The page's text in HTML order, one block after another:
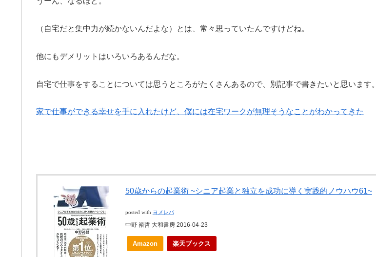
（自宅だと集中力が続かないんだよな）とは、常々思っていたんですけどね。
他にもデメリットはいろいろあるんだな。
自宅で仕事をすることについては思うところがたくさんあるので、別記事で書きたいと思います。
家で仕事ができる幸せを手に入れたけど、僕には在宅ワークが無理そうなことがわかってきた
50歳からの起業術 ~シニア起業と独立を成功に導く実践的ノウハウ61~
posted with ヨメレバ
中野 裕哲 大和書房 2016-04-23
Amazon 楽天ブックス